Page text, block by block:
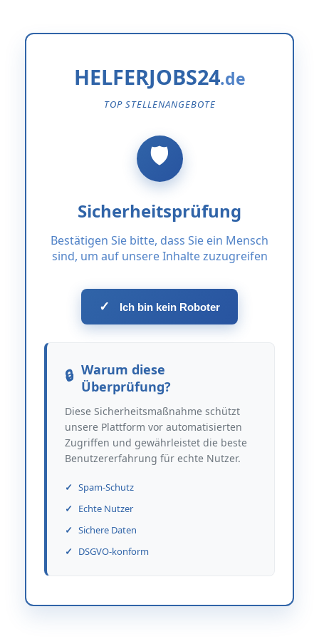
HELFERJOBS24
TOP STELLENANGEBOTE
Sicherheitsprüfung
Bestätigen Sie bitte, dass Sie ein Mensch
sind, um auf unsere Inhalte zuzugreifen
✓ Ich bin kein Roboter
Warum diese
Überprüfung?
Diese Sicherheitsmaßnahme schützt
unsere Plattform vor automatisierten
Zugriffen und gewährleistet die beste
Benutzererfahrung für echte Nutzer.
Spam-Schutz
Echte Nutzer
Sichere Daten
DSGVO-konform